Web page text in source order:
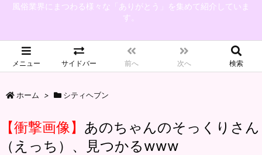
風俗業界にまつわる様々な「ありがとう」を集めて紹介していま
す。
メニュー サイドバー 前へ 次へ 検索
ホーム > シティヘブン
【衝撃画像】 あのちゃんのそっくりさん
（えっち）、見つかるwww